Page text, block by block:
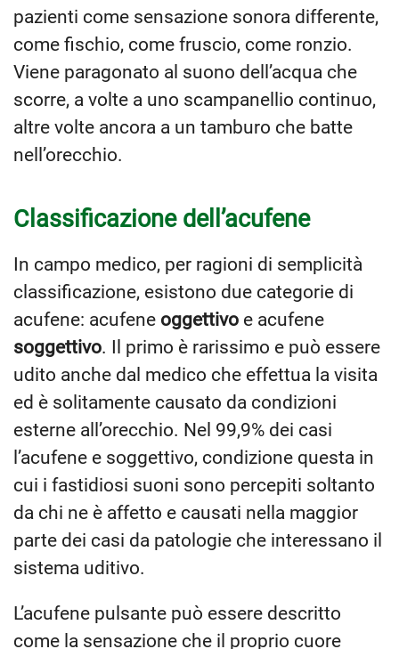
pazienti come sensazione sonora differente,
come fischio, come fruscio, come ronzio.
Viene paragonato al suono dell’acqua che
scorre, a volte a uno scampanellio continuo,
altre volte ancora a un tamburo che batte
nell’orecchio.
Classificazione dell’acufene
In campo medico, per ragioni di semplicità
classificazione, esistono due categorie di
acufene: acufene oggettivo e acufene
soggettivo. Il primo è rarissimo e può essere
udito anche dal medico che effettua la visita
ed è solitamente causato da condizioni
esterne all’orecchio. Nel 99,9% dei casi
l’acufene e soggettivo, condizione questa in
cui i fastidiosi suoni sono percepiti soltanto
da chi ne è affetto e causati nella maggior
parte dei casi da patologie che interessano il
sistema uditivo.
L’acufene pulsante può essere descritto
come la sensazione che il proprio cuore